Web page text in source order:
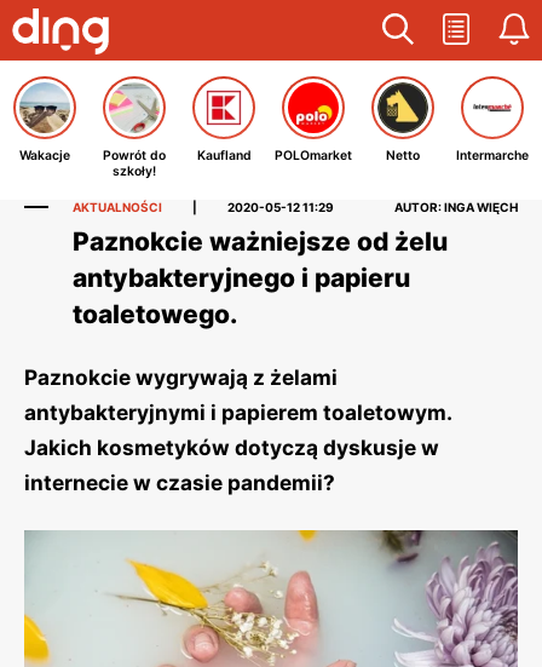
Wakacje
Powrót do
szkoły!
Kaufland POLOmarket Netto Intermarche
AKTUALNOŚCI 2020-05-12 11:29 AUTOR: INGA WIĘCH
Paznokcie ważniejsze od żelu
antybakteryjnego i papieru
toaletowego.
Paznokcie wygrywają z żelami
antybakteryjnymi i papierem toaletowym.
Jakich kosmetyków dotyczą dyskusje w
internecie w czasie pandemii?